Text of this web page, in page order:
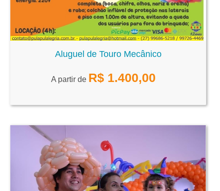
Aluguel de Touro Mecânico
A partir de R$ 1.400,00